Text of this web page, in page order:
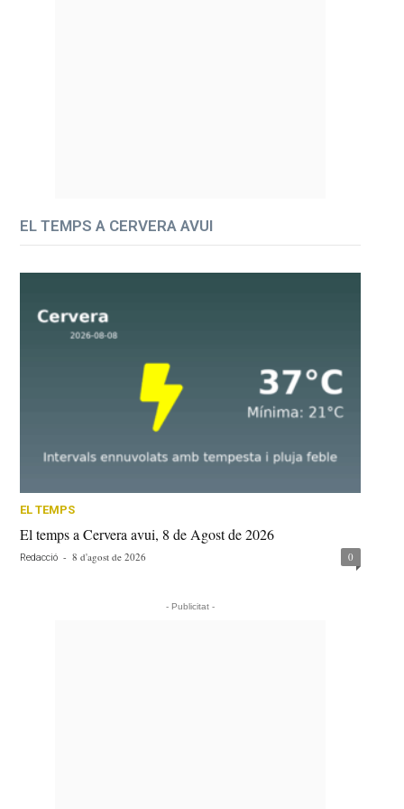
EL TEMPS A CERVERA AVUI
EL TEMPS
El temps a Cervera avui, 8 de Agost de 2026
Redacció - 8 d'agost de 2026 0
- Publicitat -